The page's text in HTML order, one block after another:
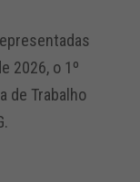
2026, o 1º
de Trabalho